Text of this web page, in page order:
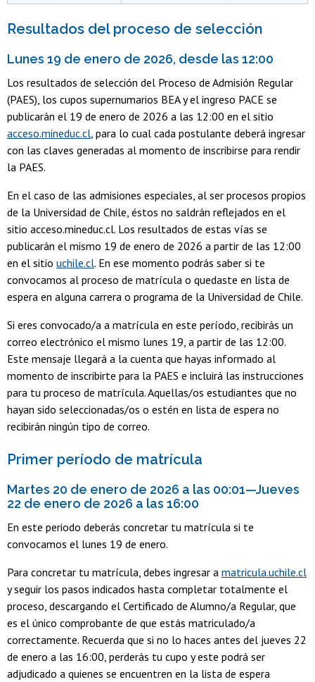
Resultados del proceso de selección
Lunes 19 de enero de 2026, desde las 12:00
Los resultados de selección del Proceso de Admisión Regular
(PAES), los cupos supernumarios BEA y el ingreso PACE se
publicarán el 19 de enero de 2026 a las 12:00 en el sitio
acceso.mineduc.cl , para lo cual cada postulante deberá ingresar
con las claves generadas al momento de inscribirse para rendir
la PAES.
En el caso de las admisiones especiales, al ser procesos propios
de la Universidad de Chile, éstos no saldrán reflejados en el
sitio acceso.mineduc.cl. Los resultados de estas vías se
publicarán el mismo 19 de enero de 2026 a partir de las 12:00
en el sitio uchile.cl. En ese momento podrás saber si te
convocamos al proceso de matrícula o quedaste en lista de
espera en alguna carrera o programa de la Universidad de Chile.
Si eres convocado/a a matrícula en este período, recibirás un
correo electrónico el mismo lunes 19, a partir de las 12:00.
Este mensaje llegará a la cuenta que hayas informado al
momento de inscribirte para la PAES e incluirá las instrucciones
para tu proceso de matrícula. Aquellas/os estudiantes que no
hayan sido seleccionadas/os o estén en lista de espera no
recibirán ningún tipo de correo.
Primer período de matrícula
Martes 20 de enero de 2026 a las 00:01—Jueves
22 de enero de 2026 a las 16:00
En este periodo deberás concretar tu matrícula si te
convocamos el lunes 19 de enero.
Para concretar tu matrícula, debes ingresar a matricula.uchile.cl
y seguir los pasos indicados hasta completar totalmente el
proceso, descargando el Certificado de Alumno/a Regular, que
es el único comprobante de que estás matriculado/a
correctamente. Recuerda que si no lo haces antes del jueves 22
de enero a las 16:00, perderás tu cupo y este podrá ser
adjudicado a quienes se encuentren en la lista de espera